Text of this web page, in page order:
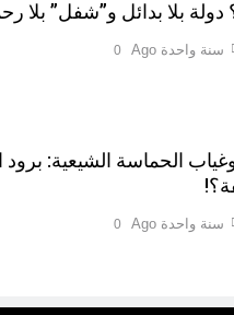
بلا بدائل و”شفل” بلا
سنة واحدة Ago 0
وغياب الحماسة الشيعية: برود
سنة واحدة Ago 0